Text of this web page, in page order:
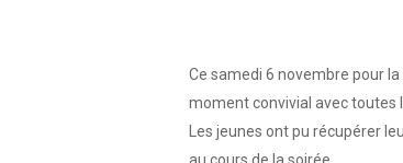
Ce samedi 6 novembre pour
moment convivial avec toutes
Les jeunes ont pu récupérer